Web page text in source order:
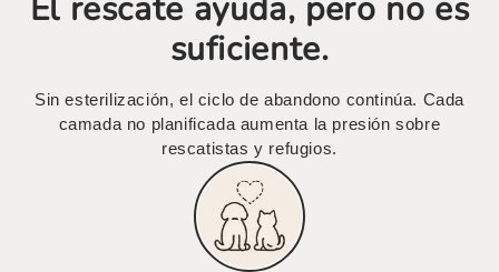
El rescate ayuda, pero no es
suficiente.
Sin esterilización, el ciclo de abandono continúa. Cada
camada no planificada aumenta la presión sobre
rescatistas y refugios.